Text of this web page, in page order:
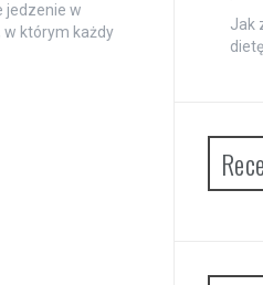
jedzenie w
w którym każdy
Jak